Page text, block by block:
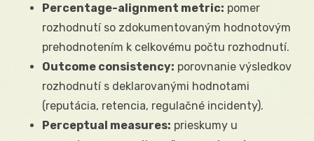
Percentage-alignment metric: pomer
rozhodnutí so zdokumentovaným hodnotovým
prehodnotením k celkovému počtu rozhodnutí.
Outcome consistency: porovnanie výsledkov
rozhodnutí s deklarovanými hodnotami
(reputácia, retencia, regulačné incidenty).
Perceptual measures: prieskumy u